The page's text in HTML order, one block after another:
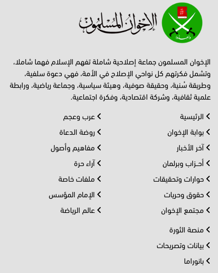
الإخوان المسلمون جماعة إصلاحية شاملة تفهم الإسلام فهما شاملا،
وتشمل فكرتهم كل نواحي الإصلاح في الأمة، فهي دعوة سلفية،
وطريقة سُنية، وحقيقة صوفية، وهيئة سياسية، وجماعة رياضية، ورابطة
علمية ثقافية، وشركة اقتصادية، وفكرة اجتماعية.
الرئيسية
بوابة الإخوان
آخر الأخبار
أحــزاب وبرلمان
حوارات وتحقيقات
حقوق وحريات
مجتمع الإخوان
عرب وعجم
روضة الدعاة
مفاهيم وأصول
آراء حرة
ملفات خاصة
الإمام المؤسس
عالم الرياضة
منصة الثورة
بيانات وتصريحات
بانوراما